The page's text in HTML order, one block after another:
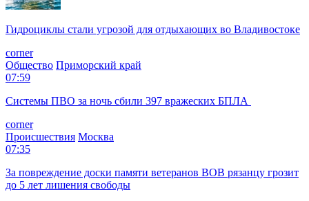
Гидроциклы стали угрозой для отдыхающих во Владивостоке
corner
Общество Приморский край
07:59
Системы ПВО за ночь сбили 397 вражеских БПЛА
corner
Происшествия Москва
07:35
За повреждение доски памяти ветеранов ВОВ рязанцу грозит
до 5 лет лишения свободы